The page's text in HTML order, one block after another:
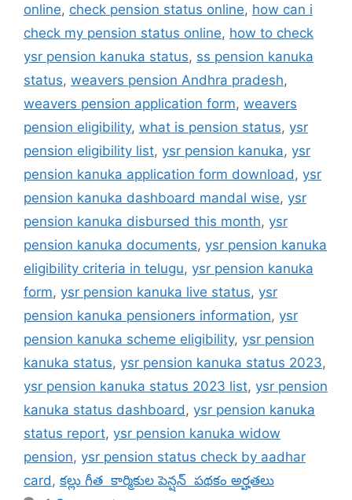
online, check pension status online, how can i
check my pension status online, how to check
ysr pension kanuka status, ss pension kanuka
status, weavers pension Andhra pradesh,
weavers pension application form, weavers
pension eligibility, what is pension status, ysr
pension eligibility list, ysr pension kanuka, ysr
pension kanuka application form download , ysr
pension kanuka dashboard mandal wise, ysr
pension kanuka disbursed this month, ysr
pension kanuka documents, ysr pension kanuka
eligibility criteria in telugu, ysr pension kanuka
form, ysr pension kanuka live status, ysr
pension kanuka pensioners information, ysr
pension kanuka scheme eligibility, ysr pension
kanuka status, ysr pension kanuka status 2023,
ysr pension kanuka status 2023 list, ysr pension
kanuka status dashboard , ysr pension kanuka
status report, ysr pension kanuka widow
pension, ysr pension status check by aadhar
card , కల్లు గీత కార్మికుల పెన్షన్ పథకం అర్హతలు